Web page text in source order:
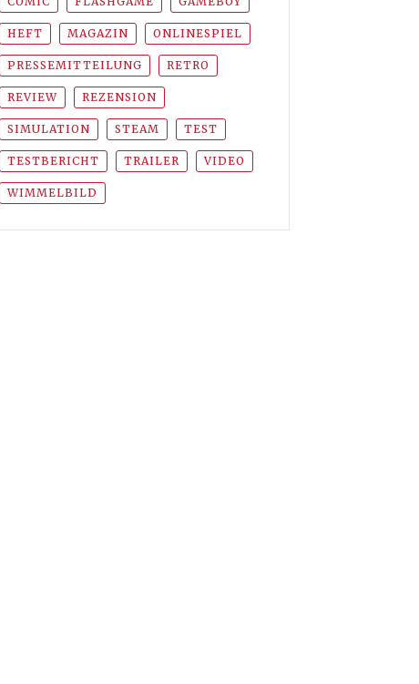
HEFT MAGAZIN ONLINESPIEL
PRESSEMITTEILUNG RETRO
REVIEW REZENSION
SIMULATION STEAM TEST
TESTBERICHT TRAILER VIDEO
WIMMELBILD